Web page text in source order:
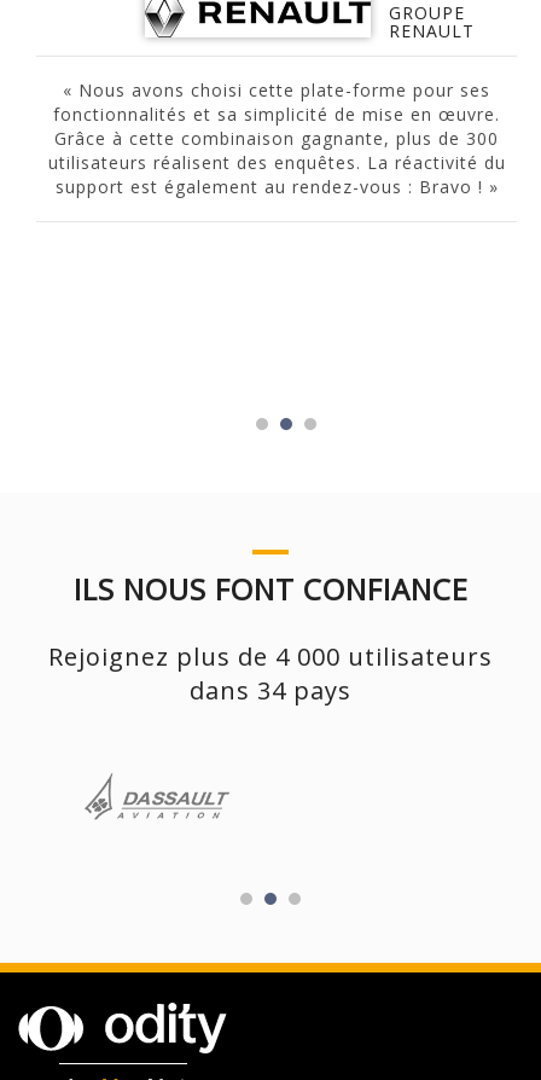
GROUPE
RENAULT
« Nous avons choisi cette plate-forme pour ses
fonctionnalités et sa simplicité de mise en œuvre.
Grâce à cette combinaison gagnante, plus de 300
utilisateurs réalisent des enquêtes. La réactivité du
support est également au rendez-vous : Bravo ! »
ILS NOUS FONT CONFIANCE
Rejoignez plus de 4 000 utilisateurs
dans 34 pays